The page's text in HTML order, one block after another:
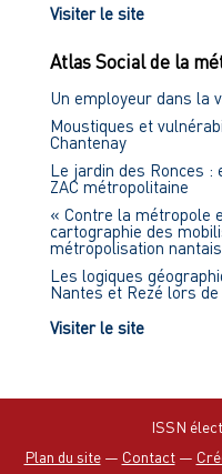
Visiter le site
Atlas Social de la
Un employeur dans la
Moustiques et
Chantenay
Le jardin des Ronces :
ZAC métropolitaine
« Contre la métropole
cartographie des
métropolisation
Les logiques
Nantes et Rezé lors
Visiter le site
ISSN
Plan du site— Contact—